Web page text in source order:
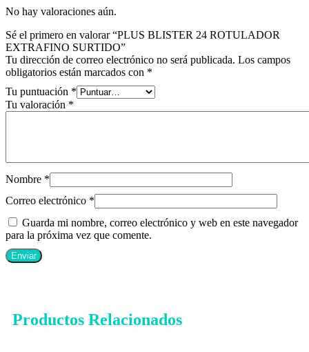
No hay valoraciones aún.
Sé el primero en valorar “PLUS BLISTER 24 ROTULADOR
EXTRAFINO SURTIDO”
Tu dirección de correo electrónico no será publicada. Los campos
obligatorios están marcados con *
Tu puntuación *
Tu valoración *
Nombre *
Correo electrónico *
Guarda mi nombre, correo electrónico y web en este navegador
para la próxima vez que comente.
Productos Relacionados